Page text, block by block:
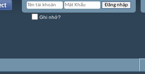
Ghi nhớ?